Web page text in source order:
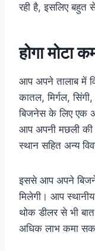
रही है, इसलिए
होगा मोटा
आप अपने तालाब में
कातल, मिर्गल,
बिजनेस के लिए एक
आप अपनी मछली की
स्थान सहित अन्य
इससे आप अपने
मिलेगी। आप
थोक डीलर से भी
अधिक लाभ कमा